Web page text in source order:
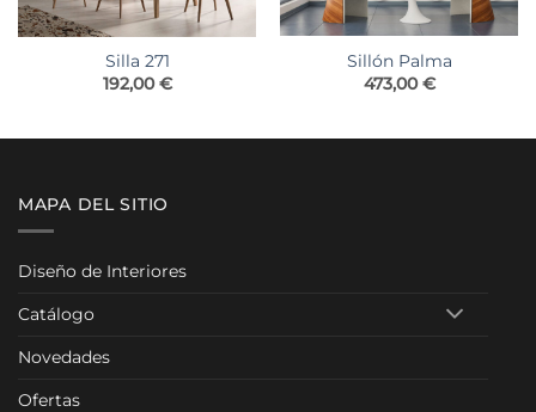
Silla 271
192,00€
Sillón Palma
473,00€
€
MAPA DEL SITIO
Diseño de Interiores
Catálogo
Novedades
Ofertas